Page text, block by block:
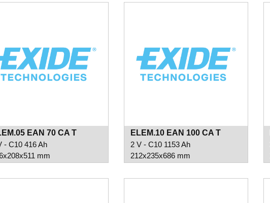
EAN 70 CA T
- C10 416 Ah
mm
ELEM.10 EAN 100 CA T
2 V - C10 1153 Ah
212x235x686 mm